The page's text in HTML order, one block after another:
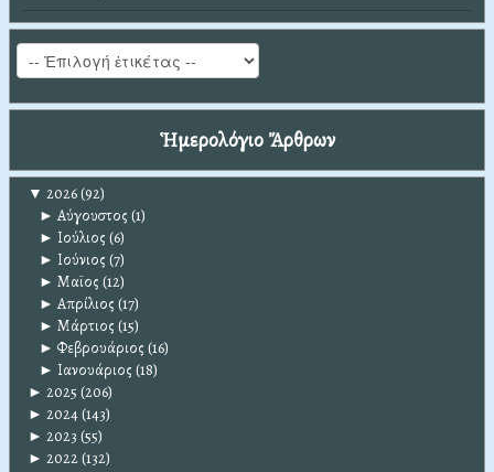
Ἡμερολόγιο Ἄρθρων
▼ 2026(92)
► Αύγουστος (1)
► Ιούλιος (6)
► Ιούνιος (7)
► Μαϊος (12)
► Απρίλιος (17)
► Μάρτιος (15)
► Φεβρουάριος (16)
► Ιανουάριος (18)
► 2025 (206)
► 2024(143)
► 2023 (55)
► 2022(132)